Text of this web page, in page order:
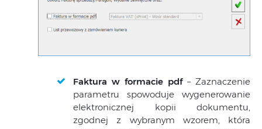
Faktura w formacie pdf– Zaznaczenie
parametru spowoduje wygenerowanie
elektronicznej kopii dokumentu,
zgodnej z wybranym wzorem, która